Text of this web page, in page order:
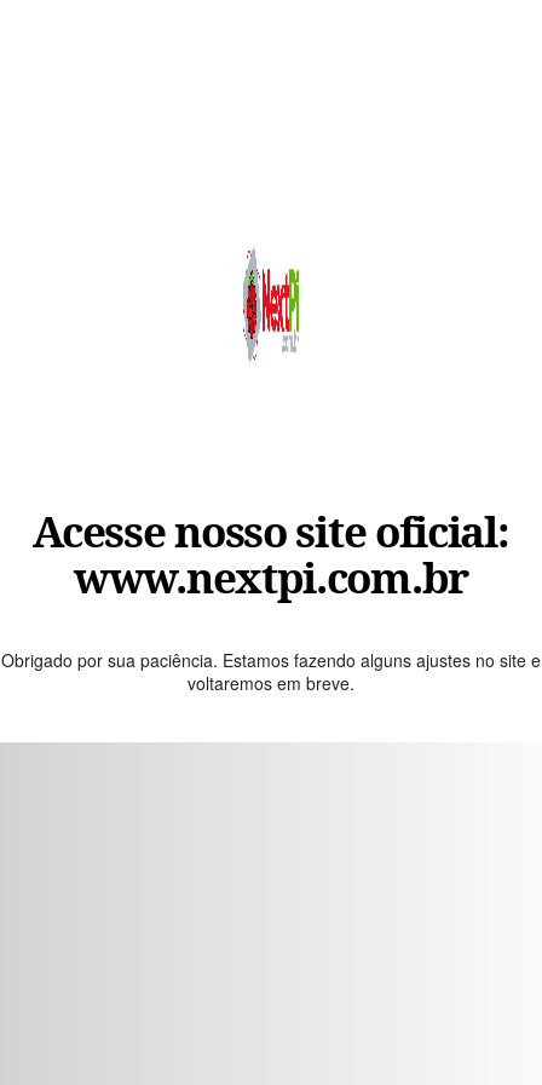
Acesse nosso site oficial:
www.nextpi.com.br
Obrigado por sua paciência. Estamos fazendo alguns ajustes no site e
voltaremos em breve.